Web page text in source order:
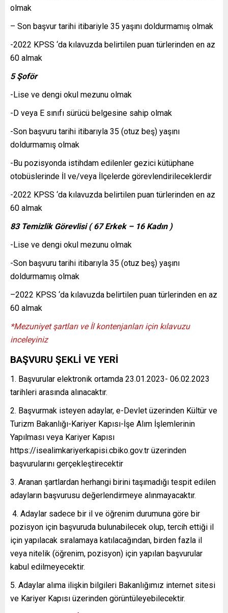
olmak
– Son başvur tarihi itibariyle 35 yaşını doldurmamış olmak
-2022 KPSS ‘da kılavuzda belirtilen puan türlerinden en az
60 almak
5 Şoför
-Lise ve dengi okul mezunu olmak
-D veya E sınıfı sürücü belgesine sahip olmak
-Son başvuru tarihi itibarıyla 35 (otuz beş) yaşını
doldurmamış olmak
-Bu pozisyonda istihdam edilenler gezici kütüphane
otobüslerinde İl ve/veya İlçelerde görevlendirileceklerdir
-2022 KPSS ‘da kılavuzda belirtilen puan türlerinden en az
60 almak
83 Temizlik Görevlisi ( 67 Erkek – 16 Kadın )
-Lise ve dengi okul mezunu olmak
-Son başvuru tarihi itibarıyla 35 (otuz beş) yaşını
doldurmamış olmak
–2022 KPSS ‘da kılavuzda belirtilen puan türlerinden en az
60 almak
*Mezuniyet şartları ve İl kontenjanları için kılavuzu
inceleyiniz
BAŞVURU ŞEKLİ VE YERİ
1. Başvurular elektronik ortamda 23.01.2023- 06.02.2023
tarihleri arasında alınacaktır.
2. Başvurmak isteyen adaylar, e-Devlet üzerinden Kültür ve
Turizm Bakanlığı-Kariyer Kapısı-İşe Alım İşlemlerinin
Yapılması veya Kariyer Kapısı
https://isealimkariyerkapisi.cbiko.gov.tr üzerinden
başvurularını gerçekleştirecektir
3. Aranan şartlardan herhangi birini taşımadığı tespit edilen
adayların başvurusu değerlendirmeye alınmayacaktır.
4. Adaylar sadece bir il ve öğrenim durumuna göre bir
pozisyon için başvuruda bulunabilecek olup, tercih ettiği il
için yapılacak sıralamaya katılacağından, birden fazla il
veya nitelik (öğrenim, pozisyon) için yapılan başvurular
kabul edilmeyecektir.
5. Adaylar alıma ilişkin bilgileri Bakanlığımız internet sitesi
ve Kariyer Kapısı üzerinden görüntüleyebilecektir.